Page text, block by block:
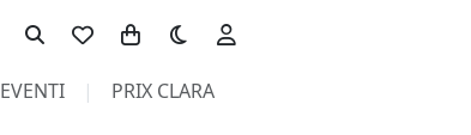
Toggle theme
EVENTI PRIX CLARA